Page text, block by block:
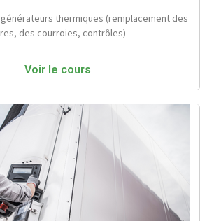
thermiques (remplacement des
des courroies, contrôles)
Voir le cours